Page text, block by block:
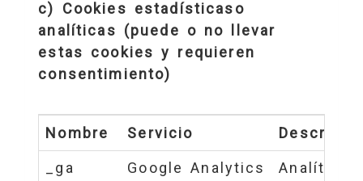
c) Cookies estadísticaso
analíticas (puede o no llevar
estas cookies y requieren
consentimiento)
Nombre Servicio
_ga Google Analytics
Analítica